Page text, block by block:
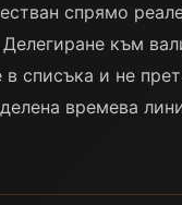
спрямо
към
списъка и не
времева